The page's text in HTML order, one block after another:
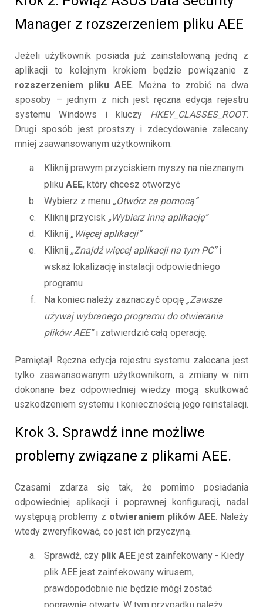
Manager z rozszerzeniem pliku AEE
Jeżeli użytkownik posiada już zainstalowaną jedną z
aplikacji to kolejnym krokiem będzie powiązanie z
rozszerzeniem pliku AEE. Można to zrobić na dwa
sposoby – jednym z nich jest ręczna edycja rejestru
systemu Windows i kluczy HKEY_CLASSES_ROOT.
Drugi sposób jest prostszy i zdecydowanie zalecany
mniej zaawansowanym użytkownikom.
Kliknij prawym przyciskiem myszy na nieznanym
pliku AEE, który chcesz otworzyć
Wybierz z menu „Otwórz za pomocą”
Kliknij przycisk „Wybierz inną aplikację”
Kliknij „Więcej aplikacji”
Kliknij „Znajdź więcej aplikacji na tym PC”i
wskaż lokalizację instalacji odpowiedniego
programu
Na koniec należy zaznaczyć opcję „Zawsze
używaj wybranego programu do otwierania
plików AEE”i zatwierdzić całą operację.
Pamiętaj! Ręczna edycja rejestru systemu zalecana jest
tylko zaawansowanym użytkownikom, a zmiany w nim
dokonane bez odpowiedniej wiedzy mogą skutkować
uszkodzeniem systemu i koniecznością jego reinstalacji.
Krok 3. Sprawdź inne możliwe
problemy związane z plikami AEE.
Czasami zdarza się tak, że pomimo posiadania
odpowiedniej aplikacji i poprawnej konfiguracji, nadal
występują problemy z otwieraniem plików AEE. Należy
wtedy zweryfikować, co jest ich przyczyną.
Sprawdź, czy plik AEE jest zainfekowany - Kiedy
plik AEE jest zainfekowany wirusem,
prawdopodobnie nie będzie mógł zostać